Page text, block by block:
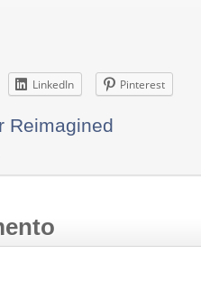
LinkedIn Pinterest
Reimagined